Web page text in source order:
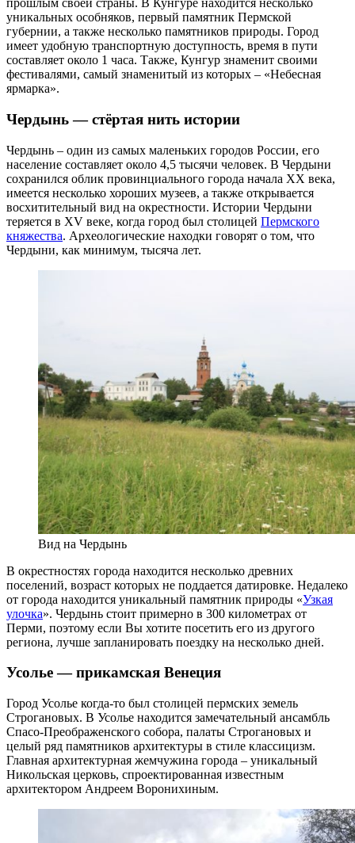
прошлым своей страны. В Кунгуре находится несколько
уникальных особняков, первый памятник Пермской
губернии, а также несколько памятников природы. Город
имеет удобную транспортную доступность, время в пути
составляет около 1 часа. Также, Кунгур знаменит своими
фестивалями, самый знаменитый из которых – «Небесная
ярмарка».
Чердынь — стёртая нить истории
Чердынь – один из самых маленьких городов России, его
население составляет около 4,5 тысячи человек. В Чердыни
сохранился облик провинциального города начала XX века,
имеется несколько хороших музеев, а также открывается
восхитительный вид на окрестности. Истории Чердыни
теряется в XV веке, когда город был столицей Пермского
княжества. Археологические находки говорят о том, что
Чердыни, как минимум, тысяча лет.
Вид на Чердынь
В окрестностях города находится несколько древних
поселений, возраст которых не поддается датировке. Недалеко
от города находится уникальный памятник природы «Узкая
улочка». Чердынь стоит примерно в 300 километрах от
Перми, поэтому если Вы хотите посетить его из другого
региона, лучше запланировать поездку на несколько дней.
Усолье — прикамская Венеция
Город Усолье когда-то был столицей пермских земель
Строгановых. В Усолье находится замечательный ансамбль
Спасо-Преображенского собора, палаты Строгановых и
целый ряд памятников архитектуры в стиле классицизм.
Главная архитектурная жемчужина города – уникальный
Никольская церковь, спроектированная известным
архитектором Андреем Воронихиным.